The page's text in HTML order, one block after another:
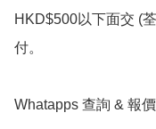
HKD$500以下面交 (
付。
Whatapps 查詢 & 報